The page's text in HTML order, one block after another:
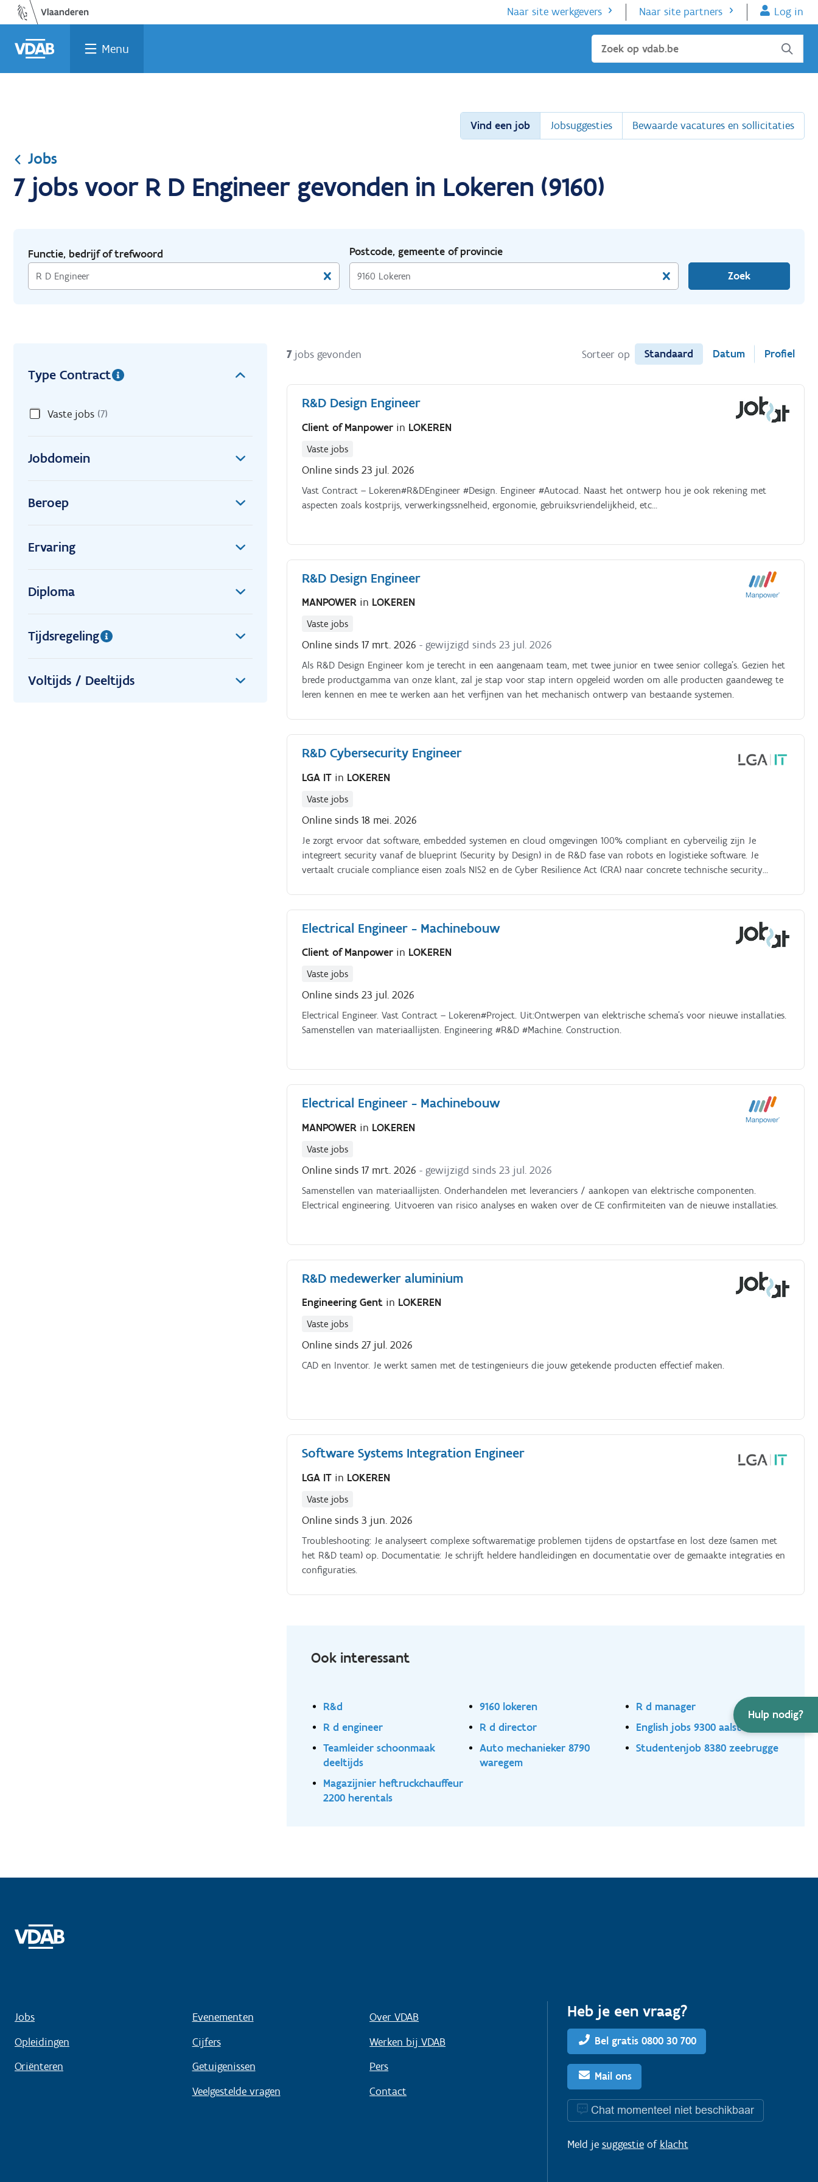
Ga
naar
de
inhoud
Vind
een
job
Vind
een
opleiding
Welke
job
past
bij
Terug
naar
home
Naar site werkgevers Naar site partners Log in
Menu Sluiten
Hulp nodig?
Vind een job Jobsuggesties Bewaarde vacatures en sollicitaties
Jobs
7 jobs voor R D Engineer gevonden in Lokeren (9160)
Functie, bedrijf of trefwoord
Postcode, gemeente of provincie
Zoek
Type Contract
Vaste jobs (7)
Jobdomein
Beroep
Ervaring
Diploma
Tijdsregeling
Voltijds / Deeltijds
7 jobs gevonden Sorteer op Standaard Datum Profiel
R&D Design Engineer
Client of Manpower in LOKEREN
Vaste jobs
Online sinds 23 jul. 2026
Vast Contract – Lokeren#R&DEngineer #Design. Engineer #Autocad. Naast het ontwerp hou je ook rekening met
aspecten zoals kostprijs, verwerkingssnelheid, ergonomie, gebruiksvriendelijkheid, etc…
R&D Design Engineer
MANPOWER in LOKEREN
Vaste jobs
Online sinds 17 mrt. 2026 - gewijzigd sinds 23 jul. 2026
Als R&D Design Engineer kom je terecht in een aangenaam team, met twee junior en twee senior collega’s. Gezien het
brede productgamma van onze klant, zal je stap voor stap intern opgeleid worden om alle producten gaandeweg te
leren kennen en mee te werken aan het verfijnen van het mechanisch ontwerp van bestaande systemen.
R&D Cybersecurity Engineer
LGA IT in LOKEREN
Vaste jobs
Online sinds 18 mei. 2026
Je zorgt ervoor dat software, embedded systemen en cloud omgevingen 100% compliant en cyberveilig zijn Je
integreert security vanaf de blueprint (Security by Design) in de R&D fase van robots en logistieke software. Je
vertaalt cruciale compliance eisen zoals NIS2 en de Cyber Resilience Act (CRA) naar concrete technische security
Electrical Engineer - Machinebouw
Client of Manpower in LOKEREN
Vaste jobs
Online sinds 23 jul. 2026
Electrical Engineer. Vast Contract – Lokeren#Project. Uit:Ontwerpen van elektrische schema’s voor nieuwe installaties.
Samenstellen van materiaallijsten. Engineering #R&D #Machine. Construction.
Electrical Engineer - Machinebouw
MANPOWER in LOKEREN
Vaste jobs
Online sinds 17 mrt. 2026 - gewijzigd sinds 23 jul. 2026
Samenstellen van materiaallijsten. Onderhandelen met leveranciers / aankopen van elektrische componenten.
Electrical engineering. Uitvoeren van risico analyses en waken over de CE confirmiteiten van de nieuwe installaties.
R&D medewerker aluminium
Engineering Gent in LOKEREN
Vaste jobs
Online sinds 27 jul. 2026
CAD en Inventor. Je werkt samen met de testingenieurs die jouw getekende producten effectief maken.
Software Systems Integration Engineer
LGA IT in LOKEREN
Vaste jobs
Online sinds 3 jun. 2026
Troubleshooting: Je analyseert complexe softwarematige problemen tijdens de opstartfase en lost deze (samen met
het R&D team) op. Documentatie: Je schrijft heldere handleidingen en documentatie over de gemaakte integraties en
configuraties.
Ook interessant
R&d 9160 lokeren
R d manager
R d engineer
R d director
English jobs 9300 aalst
Teamleider schoonmaak
deeltijds
Auto mechanieker 8790
waregem
Studentenjob 8380 zeebrugge
Magazijnier heftruckchauffeur
2200 herentals
Jobs
Opleidingen
Oriënteren
Evenementen
Cijfers
Getuigenissen
Veelgestelde vragen
Over VDAB
Werken bij VDAB
Pers
Contact
Heb je een vraag?
Bel gratis 0800 30 700
Mail ons
Chat momenteel niet beschikbaar
Meld je suggestieof klacht